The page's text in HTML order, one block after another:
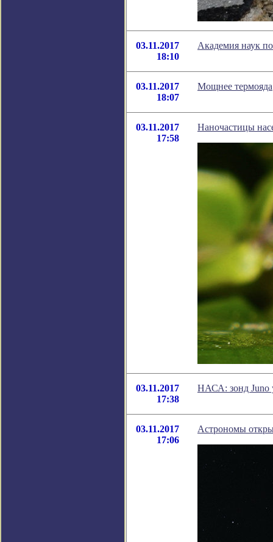
03.11.2017
18:10
Академия наук
03.11.2017
18:07
Мощнее термояда
03.11.2017
17:58
Наночастицы
03.11.2017
17:38
НАСА: зонд Juno
03.11.2017
17:06
Астрономы